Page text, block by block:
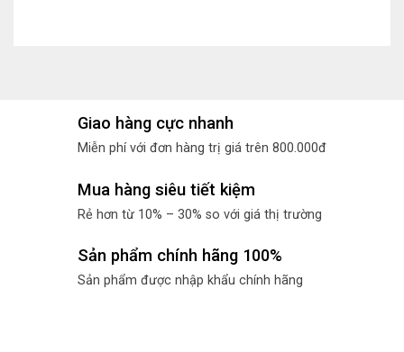
Giao hàng cực nhanh
Miễn phí với đơn hàng trị giá trên 800.000đ
Mua hàng siêu tiết kiệm
Rẻ hơn từ 10% – 30% so với giá thị trường
Sản phẩm chính hãng 100%
Sản phẩm được nhập khẩu chính hãng